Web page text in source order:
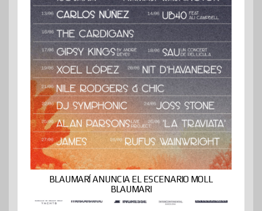
BLAUMARÍ ANUNCIA EL ESCENARIO MOLL
BLAUMARI